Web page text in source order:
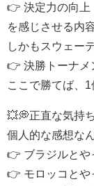
👉 決定力の向上
を感じさせる内
しかもスウェー
👉 決勝トーナメ
ここで勝てば、
💥💭正直な気持
個人的な感想な
👉 ブラジルとや
👉 モロッコとや